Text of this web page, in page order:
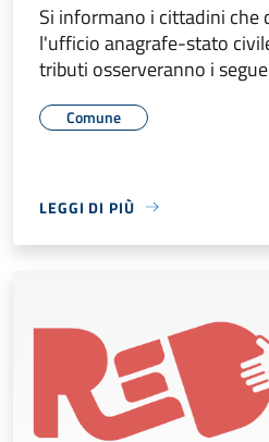
Si informano i cittadini che
l'ufficio anagrafe-stato
tributi osserveranno i
Comune
LEGGI DI PIÙ